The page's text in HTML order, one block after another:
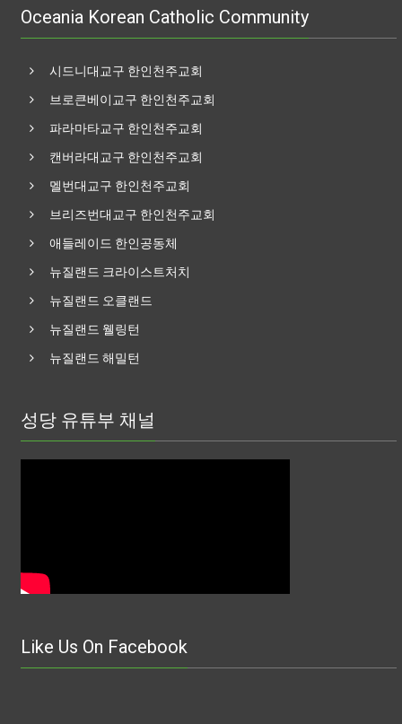
Oceania Korean Catholic Community
시드니대교구 한인천주교회
브로큰베이교구 한인천주교회
파라마타교구 한인천주교회
캔버라대교구 한인천주교회
멜번대교구 한인천주교회
브리즈번대교구 한인천주교회
애들레이드 한인공동체
뉴질랜드 크라이스트처치
뉴질랜드 오클랜드
뉴질랜드 웰링턴
뉴질랜드 해밀턴
성당 유튜부 채널
Like Us On Facebook